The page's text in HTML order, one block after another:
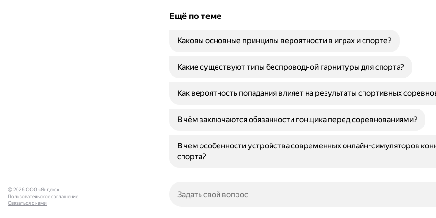
Ещё по теме
Каковы основные принципы вероятности в играх и спорте?
Какие существуют типы беспроводной гарнитуры для спорта?
Как вероятность попадания влияет на результаты спортивных
В чём заключаются обязанности гонщика перед соревнованиями?
В чем особенности устройства современных онлайн-симуляторов
спорта?
© 2026 ООО «Яндекс»
Пользовательское соглашение
Связаться с нами